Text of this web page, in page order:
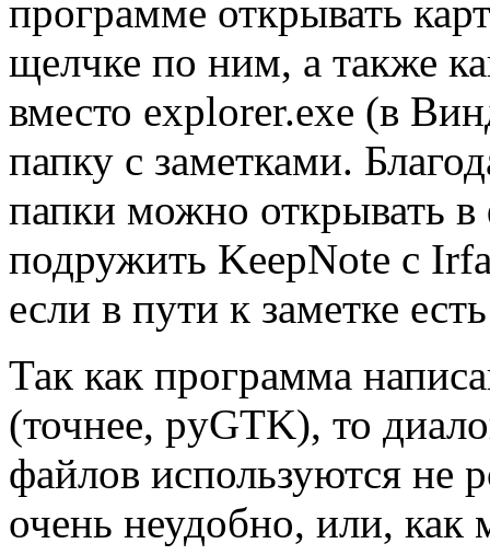
программе открывать
щелчке по ним, а также
вместо explorer.exe (в
папку с заметками.
папки можно открывать
подружить KeepNote с
если в пути к заметке
Так как программа
(точнее, pyGTK), то
файлов используются не
очень неудобно, или,